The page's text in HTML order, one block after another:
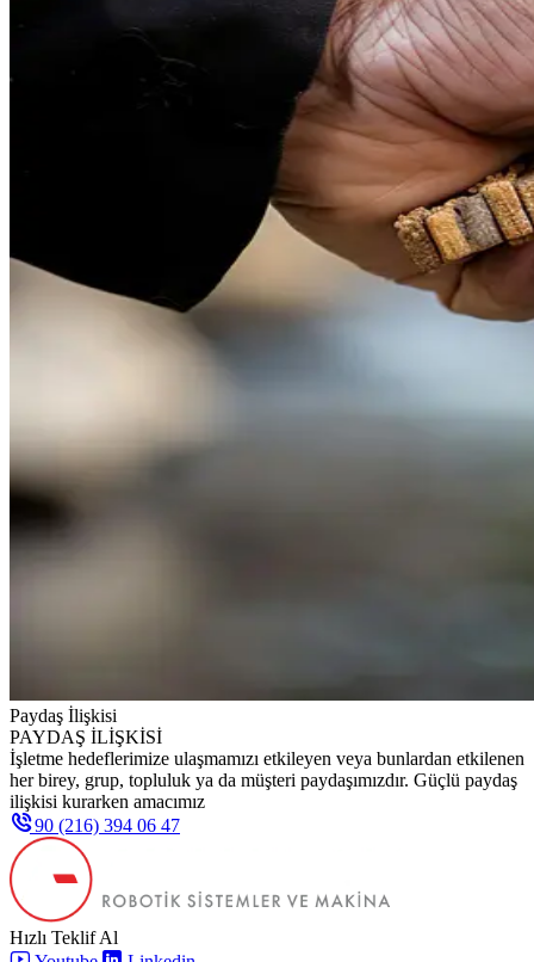
Paydaş İlişkisi
PAYDAŞ İLİŞKİSİ
İşletme hedeflerimize ulaşmamızı etkileyen veya bunlardan etkilenen
her birey, grup, topluluk ya da müşteri paydaşımızdır. Güçlü paydaş
ilişkisi kurarken amacımız
90 (216) 394 06 47
Hızlı Teklif Al